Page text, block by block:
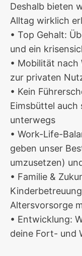
Deshalb bieten
Alltag wirklich
• Top Gehalt:
und ein
• Mobilität nach
zur privaten
• Kein
Eimsbüttel
unterwegs
• Work-Life-
geben unser
umzusetzen)
• Familie &
Altersvorsorge
• Entwicklung:
deine Fort- und